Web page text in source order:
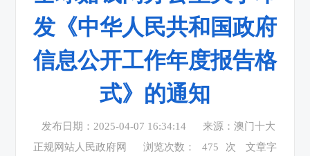
发《中华人民共和国政府
信息公开工作年度报告格
式》的通知
发布日期：2025-04-07 16:34:14
来源：澳门十大
正规网站人民政府网
浏览次数： 475 次
文章字